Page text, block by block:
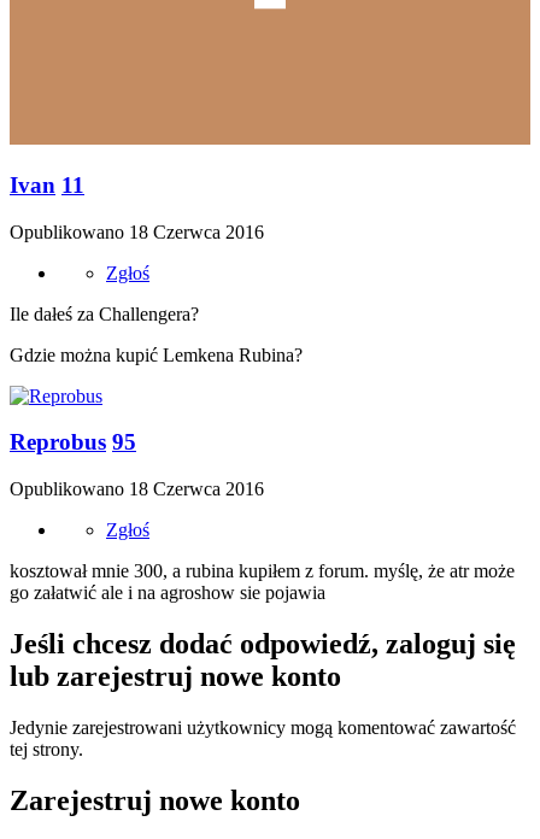
Ivan 11
Opublikowano 18 Czerwca 2016
Zgłoś
Ile dałeś za Challengera?
Gdzie można kupić Lemkena Rubina?
Reprobus 95
Opublikowano 18 Czerwca 2016
Zgłoś
kosztował mnie 300, a rubina kupiłem z forum. myślę, że atr może
go załatwić ale i na agroshow sie pojawia
Jeśli chcesz dodać odpowiedź, zaloguj się
lub zarejestruj nowe konto
Jedynie zarejestrowani użytkownicy mogą komentować zawartość
tej strony.
Zarejestruj nowe konto